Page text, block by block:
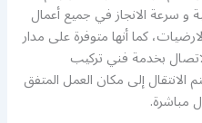
و سرعة الانجاز في جميع أعمال
كما أنها متوفرة على مدار
بخدمة فني تركيب
إلى مكان العمل المتفق
مباشرة.